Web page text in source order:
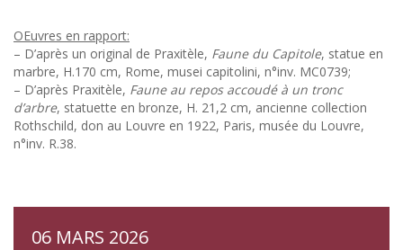
OEuvres en rapport:
– D’après un original de Praxitèle, Faune du Capitole, statue en
marbre, H.170 cm, Rome, musei capitolini, n°inv. MC0739;
– D’après Praxitèle, Faune au repos accoudé à un tronc
d’arbre, statuette en bronze, H. 21,2 cm, ancienne collection
Rothschild, don au Louvre en 1922, Paris, musée du Louvre,
n°inv. R.38.
06 MARS 2026